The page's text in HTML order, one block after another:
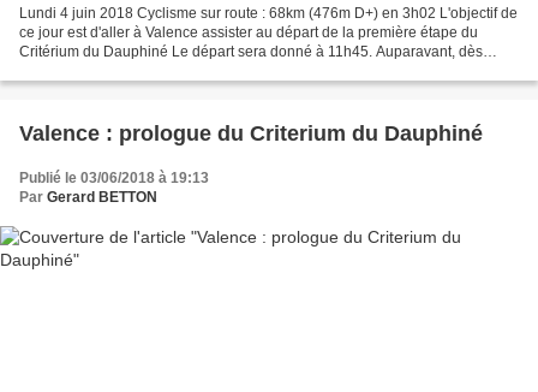
Lundi 4 juin 2018 Cyclisme sur route : 68km (476m D+) en 3h02 L'objectif de
ce jour est d'aller à Valence assister au départ de la première étape du
Critérium du Dauphiné Le départ sera donné à 11h45. Auparavant, dès
Valence : prologue du Criterium du Dauphiné
Publié le 03/06/2018 à 19:13
Par Gerard BETTON